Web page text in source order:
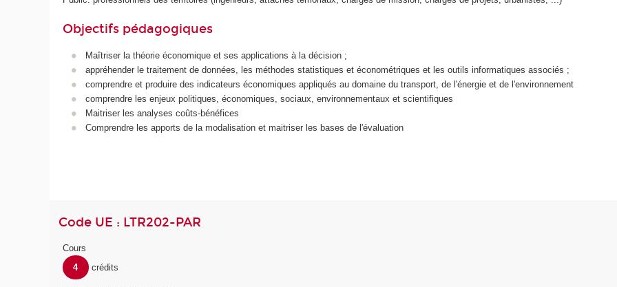
Objectifs pédagogiques
Maîtriser la théorie économique et ses applications à la décision ;
appréhender le traitement de données, les méthodes statistiques et économétriques et les outils informatiques associés ;
comprendre et produire des indicateurs économiques appliqués au domaine du transport, de l'énergie et de l'environnement
comprendre les enjeux politiques, économiques, sociaux, environnementaux et scientifiques
Maitriser les analyses coûts-bénéfices
Comprendre les apports de la modalisation et maitriser les bases de l'évaluation
Code UE : LTR202-PAR
Cours
4
crédits